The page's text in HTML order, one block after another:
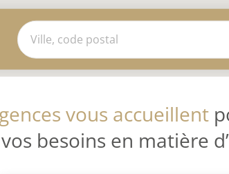
vous accueillent
besoins en matière